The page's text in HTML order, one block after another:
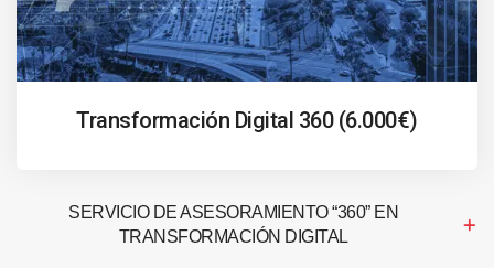
Transformación Digital 360 (6.000€)
SERVICIO DE ASESORAMIENTO “360” EN
TRANSFORMACIÓN DIGITAL